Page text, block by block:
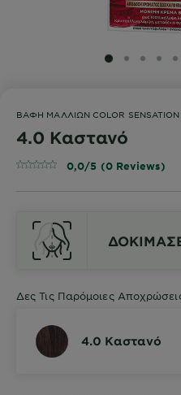
SLIDE 1
SLIDE 2
ΒΑΦΉ ΜΑΛΛΙΏΝ COLOR SENSATION
4.0 Καστανό
0,0/5 (0 Reviews)
Δες Τις Παρόμοιες
4.0 Καστανό